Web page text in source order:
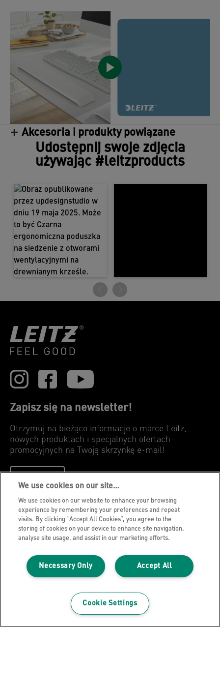
/
Akcesoria i produkty powiązane
Udostępnij swoje zdjęcia
używając #leitzproducts
Zapisz się na newsletter!
Otrzymuj na bieżąco informacje o marce Leitz,
nowych produktach i specjalnych ofertach
promocyjnych na Twoją skrzynkę e-mail!
Polityka prywatności
Cookies
Nota prawna
Wydawca strony internetowej
Zarządzaj moimi danymi
We use cookies on our site…
We use cookies on our website to enhance your browsing
experience by remembering your preferences and repeat
visits. By clicking “Accept All Cookies”, you agree to the
storing of cookies on your device to enhance site navigation,
analyse site usage, and assist in our marketing efforts.
Accept All
Necessary Only
Cookie Settings